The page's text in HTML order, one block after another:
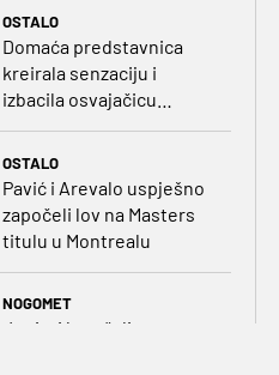
OSTALO
Domaća predstavnica
kreirala senzaciju i
izbacila osvajačicu
Roland Garrosa
OSTALO
Pavić i Arevalo uspješno
započeli lov na Masters
titulu u Montrealu
NOGOMET
Juniori koračali stopama